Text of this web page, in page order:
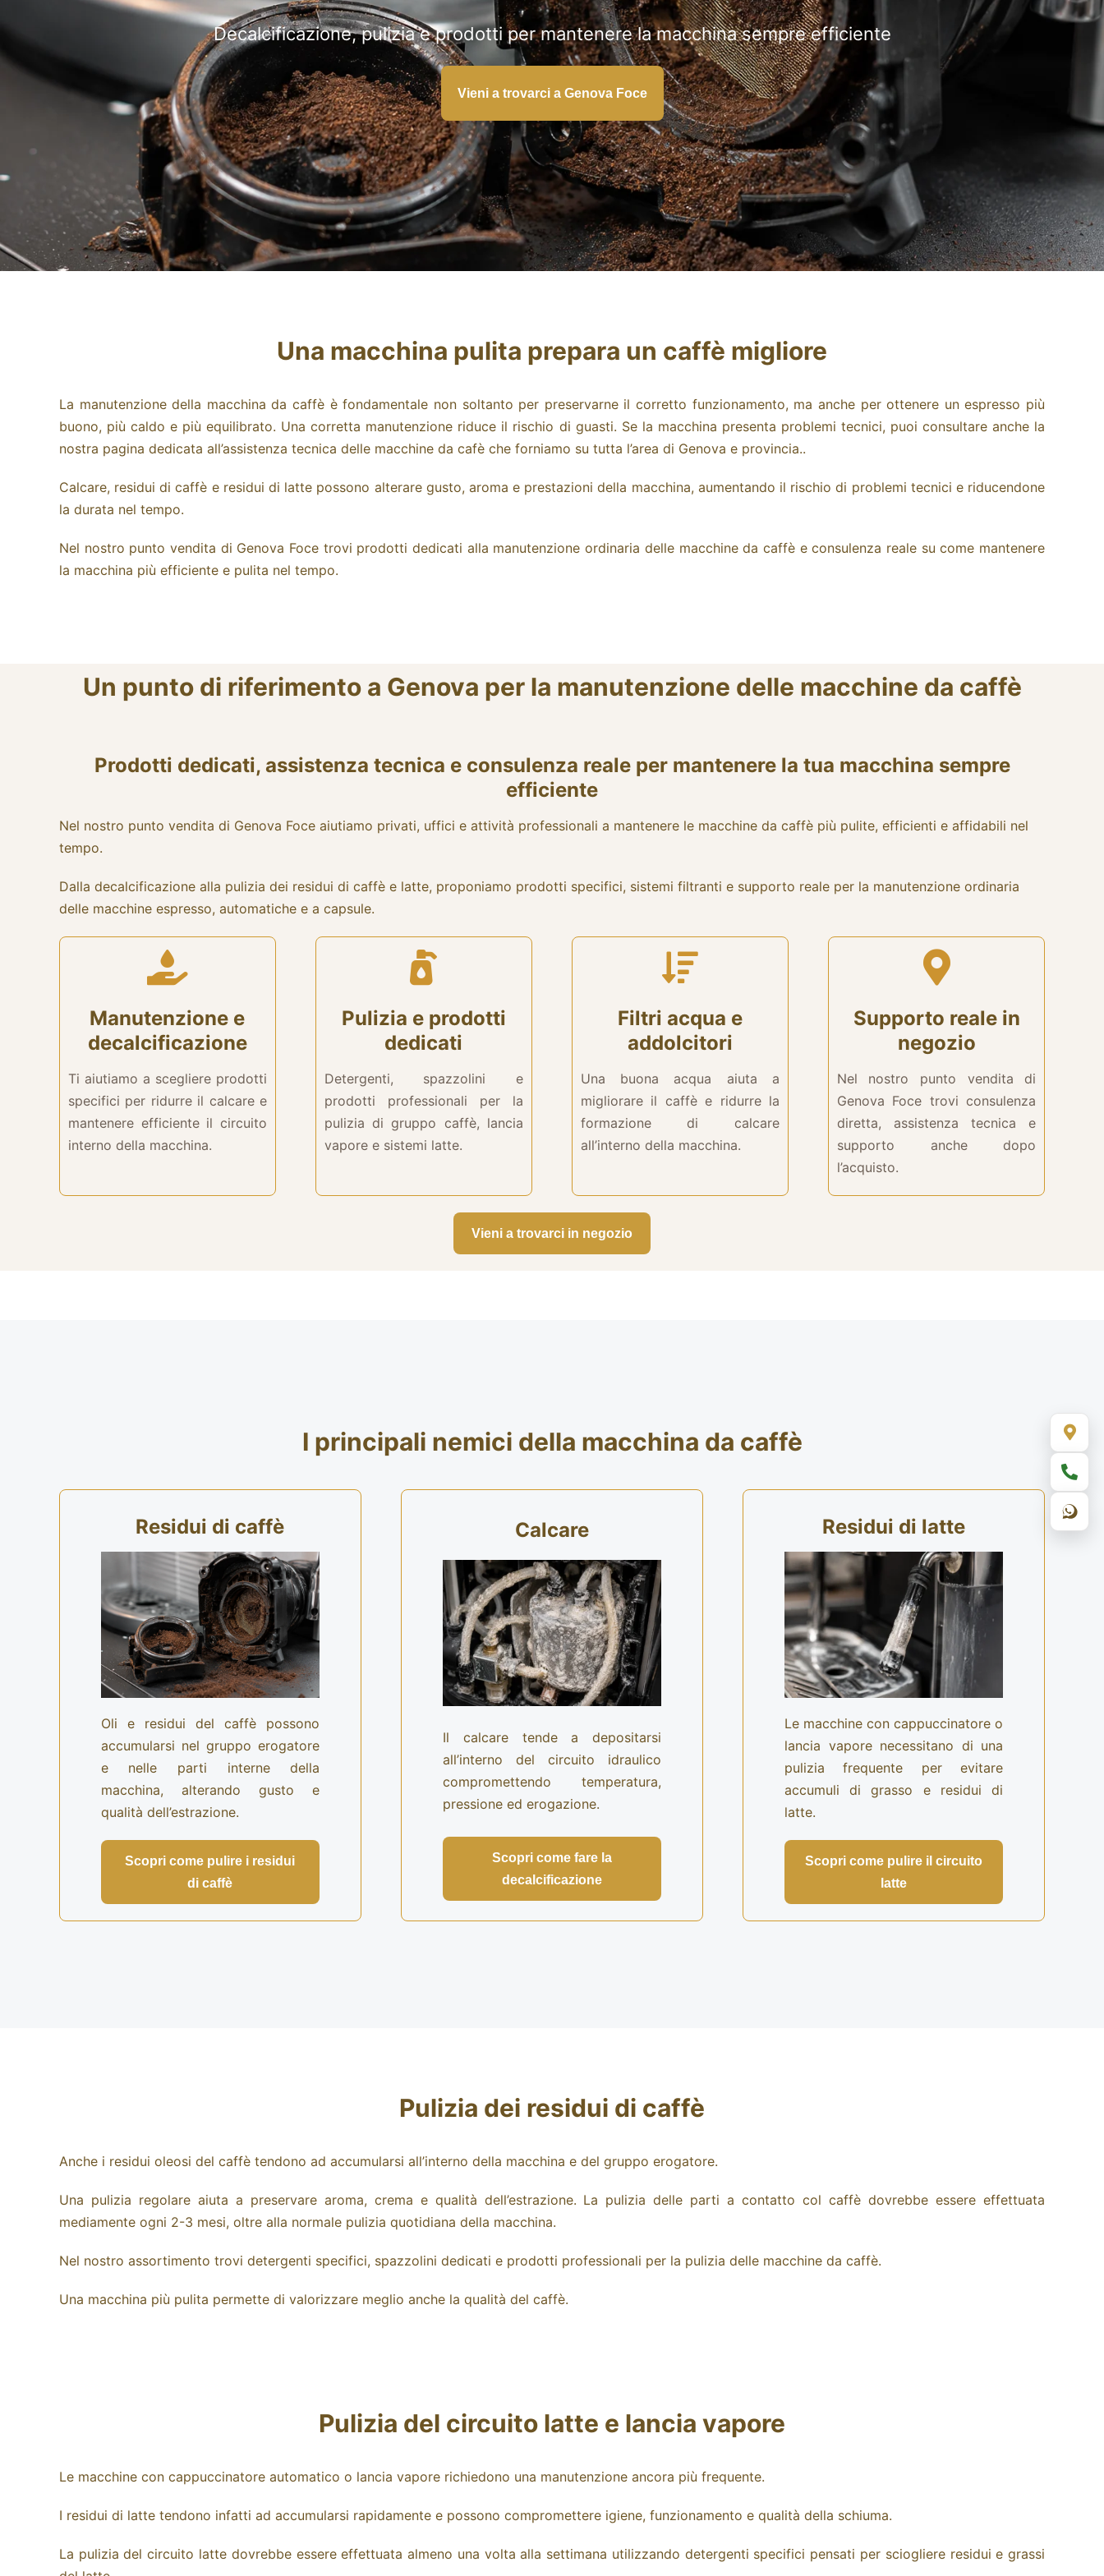
Decalcificazione, pulizia e prodotti per mantenere la macchina sempre efficiente
Vieni a trovarci a Genova Foce
Una macchina pulita prepara un caffè migliore
La manutenzione della macchina da caffè è fondamentale non soltanto per preservarne il corretto funzionamento, ma anche per ottenere un espresso più
buono, più caldo e più equilibrato. Una corretta manutenzione riduce il rischio di guasti. Se la macchina presenta problemi tecnici, puoi consultare anche la
nostra pagina dedicata all’assistenza tecnica delle macchine da cafè che forniamo su tutta l’area di Genova e provincia..
Calcare, residui di caffè e residui di latte possono alterare gusto, aroma e prestazioni della macchina, aumentando il rischio di problemi tecnici e riducendone
la durata nel tempo.
Nel nostro punto vendita di Genova Foce trovi prodotti dedicati alla manutenzione ordinaria delle macchine da caffè e consulenza reale su come mantenere
la macchina più efficiente e pulita nel tempo.
Un punto di riferimento a Genova per la manutenzione delle macchine da caffè
Prodotti dedicati, assistenza tecnica e consulenza reale per mantenere la tua macchina sempre
efficiente
Nel nostro punto vendita di Genova Foce aiutiamo privati, uffici e attività professionali a mantenere le macchine da caffè più pulite, efficienti e affidabili nel
tempo.
Dalla decalcificazione alla pulizia dei residui di caffè e latte, proponiamo prodotti specifici, sistemi filtranti e supporto reale per la manutenzione ordinaria
delle macchine espresso, automatiche e a capsule.
Manutenzione e
decalcificazione
Ti aiutiamo a scegliere prodotti
specifici per ridurre il calcare e
mantenere efficiente il circuito
interno della macchina.
Pulizia e prodotti
dedicati
Detergenti, spazzolini e
prodotti professionali per la
pulizia di gruppo caffè, lancia
vapore e sistemi latte.
Filtri acqua e
addolcitori
Una buona acqua aiuta a
migliorare il caffè e ridurre la
formazione di calcare
all’interno della macchina.
Supporto reale in
negozio
Nel nostro punto vendita di
Genova Foce trovi consulenza
diretta, assistenza tecnica e
supporto anche dopo
l’acquisto.
Vieni a trovarci in negozio
I principali nemici della macchina da caffè
Residui di caffè
Oli e residui del caffè possono
accumularsi nel gruppo erogatore
e nelle parti interne della
macchina, alterando gusto e
qualità dell’estrazione.
Scopri come pulire i residui
di caffè
Calcare
Il calcare tende a depositarsi
all’interno del circuito idraulico
compromettendo temperatura,
pressione ed erogazione.
Scopri come fare la
decalcificazione
Residui di latte
Le macchine con cappuccinatore o
lancia vapore necessitano di una
pulizia frequente per evitare
accumuli di grasso e residui di
latte.
Scopri come pulire il circuito
latte
Pulizia dei residui di caffè
Anche i residui oleosi del caffè tendono ad accumularsi all’interno della macchina e del gruppo erogatore.
Una pulizia regolare aiuta a preservare aroma, crema e qualità dell’estrazione. La pulizia delle parti a contatto col caffè dovrebbe essere effettuata
mediamente ogni 2-3 mesi, oltre alla normale pulizia quotidiana della macchina.
Nel nostro assortimento trovi detergenti specifici, spazzolini dedicati e prodotti professionali per la pulizia delle macchine da caffè.
Una macchina più pulita permette di valorizzare meglio anche la qualità del caffè.
Pulizia del circuito latte e lancia vapore
Le macchine con cappuccinatore automatico o lancia vapore richiedono una manutenzione ancora più frequente.
I residui di latte tendono infatti ad accumularsi rapidamente e possono compromettere igiene, funzionamento e qualità della schiuma.
La pulizia del circuito latte dovrebbe essere effettuata almeno una volta alla settimana utilizzando detergenti specifici pensati per sciogliere residui e grassi